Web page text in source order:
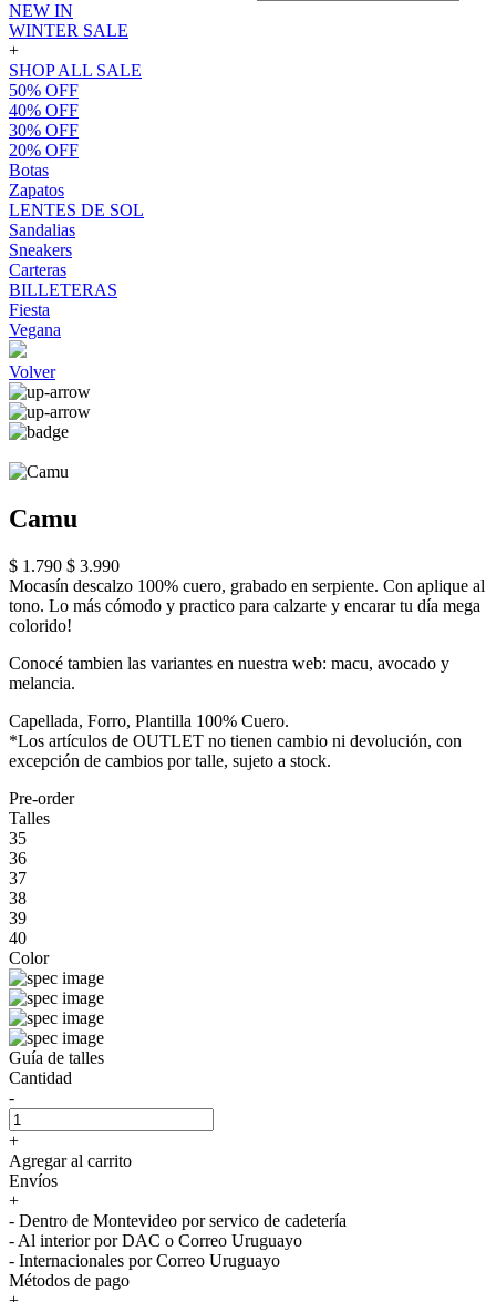
NEW IN
WINTER SALE
+
SHOP ALL SALE
50% OFF
40% OFF
30% OFF
20% OFF
Botas
Zapatos
LENTES DE SOL
Sandalias
Sneakers
Carteras
BILLETERAS
Fiesta
Vegana
Volver
Camu
$ 1.790 $ 3.990
Mocasín descalzo 100% cuero, grabado en serpiente. Con aplique al
tono. Lo más cómodo y practico para calzarte y encarar tu día mega
colorido!
Conocé tambien las variantes en nuestra web: macu, avocado y
melancia.
Capellada, Forro, Plantilla 100% Cuero.
*Los artículos de OUTLET no tienen cambio ni devolución, con
excepción de cambios por talle, sujeto a stock.
Pre-order
Talles
35
36
37
38
39
40
Color
Guía de talles
Cantidad
-
+
Agregar al carrito
Envíos
+
- Dentro de Montevideo por servico de cadetería
- Al interior por DAC o Correo Uruguayo
- Internacionales por Correo Uruguayo
Métodos de pago